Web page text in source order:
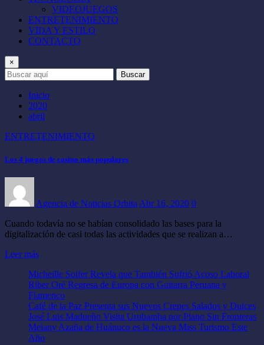
VIDEOJUEGOS
ENTRETENIMIENTO
VIDA Y ESTILO
CONTACTO
×
Buscar
Inicio
2020
abril
ENTRETENIMIENTO
Los 4 juegos de casino más populares
Agencia de Noticias Orbita Abr 16, 2020 0
Cuando todavía no se habían consolidado las bases para la
digitalización de casi todas las actividades que se realizan a…
Leer más
Micheille Soifer Revela que También Sufrió Acoso Laboral
Riber Oré Regresa de Europa con Guitarra Peruana y
Flamenco
Café de la Paz Presenta sus Nuevos Crepes Salados y Dulces
José Luis Madueño Visita Urubamba por Piano Sin Fronteras
Melany Azaña de Huánuco es la Nueva Miss Turismo Este
Año